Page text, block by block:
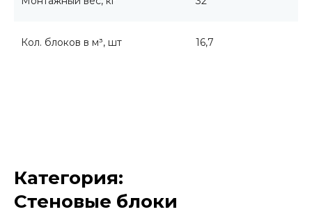
Кол. блоков в м³, шт 16,7
Категория:
Стеновые блоки